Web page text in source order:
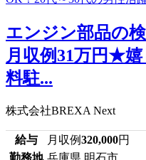
エンジン部品の
月収例31万円★
料駐...
株式会社BREXA Next
給与 月収例320,000円
勤務地 兵庫県 明石市